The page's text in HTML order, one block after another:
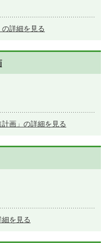
の詳細を見る
計画」の詳細を見る
細を見る